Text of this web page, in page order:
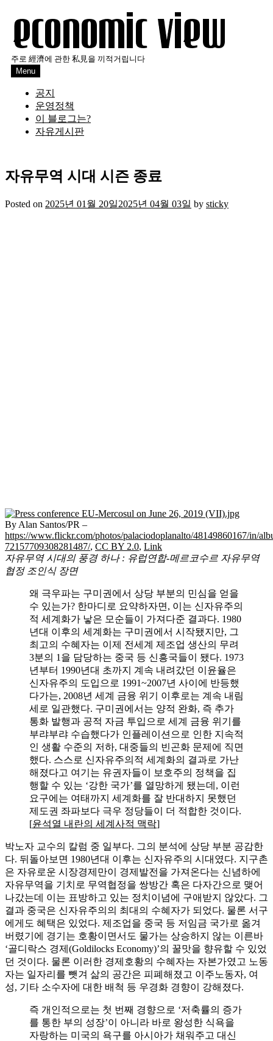
주로 經濟에 관한 私見을 끼적거립니다
Menu
공지
운영정책
이 블로그는?
자유게시판
자유무역 시대 시즌 종료
Posted on 2025년 01월 20일2025년 04월 03일 by sticky
By Alan Santos/PR –
https://www.flickr.com/photos/palaciodoplanalto/48149860167/in/
72157709308281487/, CC BY 2.0, Link
자유무역 시대의 풍경 하나 : 유럽연합-메르코수르 자유무역
협정 조인식 장면
왜 극우파는 구미권에서 상당 부분의 민심을 얻을
수 있는가? 한마디로 요약하자면, 이는 신자유주의
적 세계화가 낳은 모순들이 가져다준 결과다. 1980
년대 이후의 세계화는 구미권에서 시작됐지만, 그
최고의 수혜자는 이제 전세계 제조업 생산의 무려
3분의 1을 담당하는 중국 등 신흥국들이 됐다. 1973
년부터 1990년대 초까지 계속 내려갔던 이윤율은
신자유주의 도입으로 1991~2007년 사이에 반등했
다가는, 2008년 세계 금융 위기 이후로는 계속 내림
세로 일관했다. 구미권에서는 양적 완화, 즉 추가
통화 발행과 공적 자금 투입으로 세계 금융 위기를
부랴부랴 수습했다가 인플레이션으로 인한 지속적
인 생활 수준의 저하, 대중들의 빈곤화 문제에 직면
했다. 스스로 신자유주의적 세계화의 결과로 가난
해졌다고 여기는 유권자들이 보호주의 정책을 집
행할 수 있는 ‘강한 국가’를 열망하게 됐는데, 이런
요구에는 여태까지 세계화를 잘 반대하지 못했던
제도권 좌파보다 극우 정당들이 더 적합한 것이다.
[윤석열 내란의 세계사적 맥락]
박노자 교수의 칼럼 중 일부다. 그의 분석에 상당 부분 공감한
다. 뒤돌아보면 1980년대 이후는 신자유주의 시대였다. 지구촌
은 자유로운 시장경제만이 경제발전을 가져온다는 신념하에
자유무역을 기치로 무역협정을 쌍방간 혹은 다자간으로 맺어
나갔는데 이는 표방하고 있는 정치이념에 구애받지 않았다. 그
결과 중국은 신자유주의의 최대의 수혜자가 되었다. 물론 서구
에게도 혜택은 있었다. 제조업을 중국 등 저임금 국가로 옮겨
버렸기에 경기는 호황이면서도 물가는 상승하지 않는 이른바
‘골디락스 경제(Goldilocks Economy)’의 꿀맛을 향유할 수 있었
던 것이다. 물론 이러한 경제호황의 수혜자는 자본가였고 노동
자는 일자리를 뺏겨 삶의 공간은 피폐해졌고 이주노동자, 여
성, 기타 소수자에 대한 배척 등 우경화 경향이 강해졌다.
즉 개인적으로는 첫 번째 경향으로 ‘저축률의 증가
를 통한 부의 성장’이 아니라 바로 왕성한 식욕을
자랑하는 미국의 욕구를 아시아가 채워주고 대신